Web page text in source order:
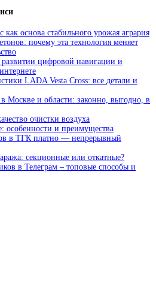
основа стабильного урожая агрария
почему эта технология меняет
развитии цифровой навигации и
LADA Vesta Cross: все детали и
Москве и области: законно, выгодно, в
очистки воздуха
особенности и преимущества
в ТГК платно — непрерывный
секционные или откатные?
в Телеграм – топовые способы и